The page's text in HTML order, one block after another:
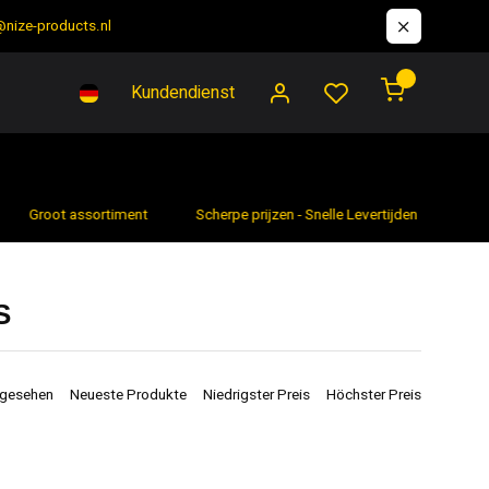
products.nl
Kundendienst
Groot assortiment Scherpe prijzen - Snelle Levertijden
Neueste Produkte Niedrigster Preis Höchster Preis